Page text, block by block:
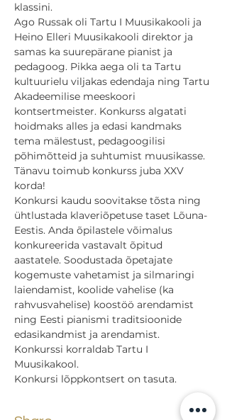
klassini.
Ago Russak oli Tartu I Muusikakooli ja
Heino Elleri Muusikakooli direktor ja
samas ka suurepärane pianist ja
pedagoog. Pikka aega oli ta Tartu
kultuurielu viljakas edendaja ning Tartu
Akadeemilise meeskoori
kontsertmeister. Konkurss algatati
hoidmaks alles ja edasi kandmaks
tema mälestust, pedagoogilisi
põhimõtteid ja suhtumist muusikasse.
Tänavu toimub konkurss juba XXV
korda!
Konkursi kaudu soovitakse tõsta ning
ühtlustada klaveriõpetuse taset Lõuna-
Eestis. Anda õpilastele võimalus
konkureerida vastavalt õpitud
aastatele. Soodustada õpetajate
kogemuste vahetamist ja silmaringi
laiendamist, koolide vahelise (ka
rahvusvahelise) koostöö arendamist
ning Eesti pianismi traditsioonide
edasikandmist ja arendamist.
Konkurssi korraldab Tartu I
Muusikakool.
Konkursi lõppkontsert on tasuta.